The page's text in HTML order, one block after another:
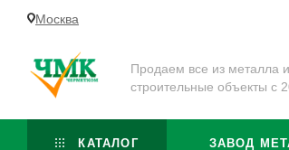
Москва
Продаем все из металла
строительные объекты с
КАТАЛОГ ЗАВОД